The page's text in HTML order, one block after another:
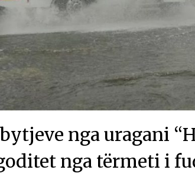
nga uragani
nga tërmeti i